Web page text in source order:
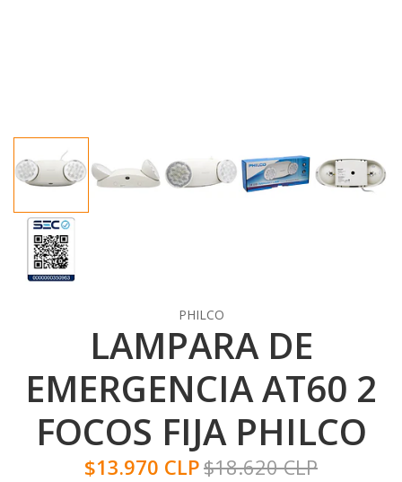
PHILCO
LAMPARA DE
EMERGENCIA AT60 2
FOCOS FIJA PHILCO
$13.970 CLP$18.620 CLP